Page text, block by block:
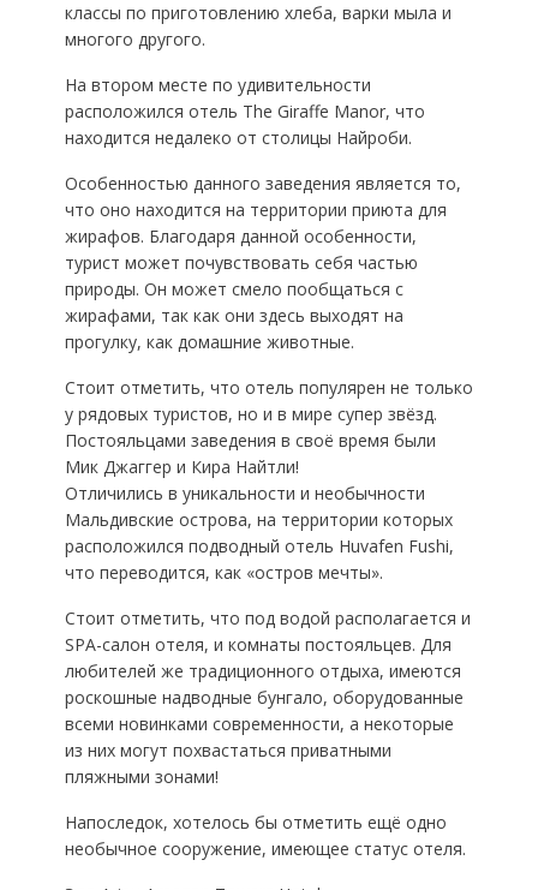
классы по приготовлению хлеба, варки мыла и
многого другого.
На втором месте по удивительности
расположился отель The Giraffe Manor, что
находится недалеко от столицы Найроби.
Особенностью данного заведения является то,
что оно находится на территории приюта для
жирафов. Благодаря данной особенности,
турист может почувствовать себя частью
природы. Он может смело пообщаться с
жирафами, так как они здесь выходят на
прогулку, как домашние животные.
Стоит отметить, что отель популярен не только
у рядовых туристов, но и в мире супер звёзд.
Постояльцами заведения в своё время были
Мик Джаггер и Кира Найтли!
Отличились в уникальности и необычности
Мальдивские острова, на территории которых
расположился подводный отель Huvafen Fushi,
что переводится, как «остров мечты».
Стоит отметить, что под водой располагается и
SPA-салон отеля, и комнаты постояльцев. Для
любителей же традиционного отдыха, имеются
роскошные надводные бунгало, оборудованные
всеми новинками современности, а некоторые
из них могут похвастаться приватными
пляжными зонами!
Напоследок, хотелось бы отметить ещё одно
необычное сооружение, имеющее статус отеля.